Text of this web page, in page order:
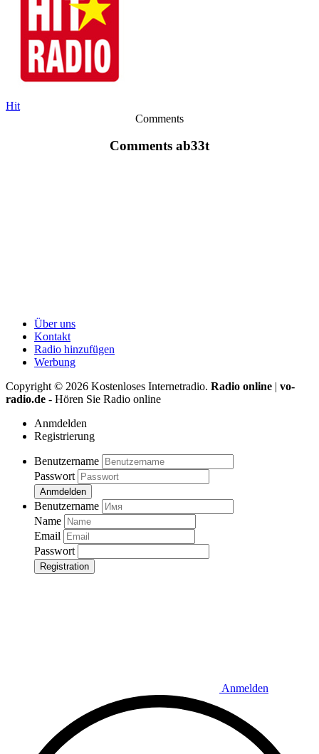
Hit
Comments
Comments ab33t
Über uns
Kontakt
Radio hinzufügen
Werbung
Copyright © 2026 Kostenloses Internetradio. Radio online | vo-
radio.de - Hören Sie Radio online
Anmdelden
Registrierung
Benutzername
Passwort
Anmdelden
Benutzername
Name
Email
Passwort
Registration
Anmelden